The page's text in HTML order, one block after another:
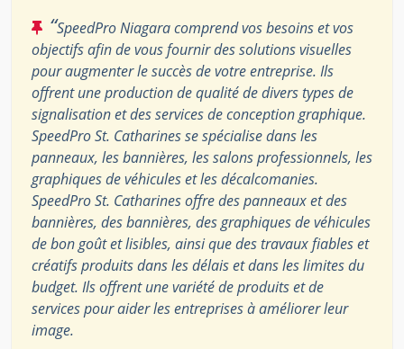
“SpeedPro Niagara comprend vos besoins et vos
objectifs afin de vous fournir des solutions visuelles
pour augmenter le succès de votre entreprise. Ils
offrent une production de qualité de divers types de
signalisation et des services de conception graphique.
SpeedPro St. Catharines se spécialise dans les
panneaux, les bannières, les salons professionnels, les
graphiques de véhicules et les décalcomanies.
SpeedPro St. Catharines offre des panneaux et des
bannières, des bannières, des graphiques de véhicules
de bon goût et lisibles, ainsi que des travaux fiables et
créatifs produits dans les délais et dans les limites du
budget. Ils offrent une variété de produits et de
services pour aider les entreprises à améliorer leur
image.